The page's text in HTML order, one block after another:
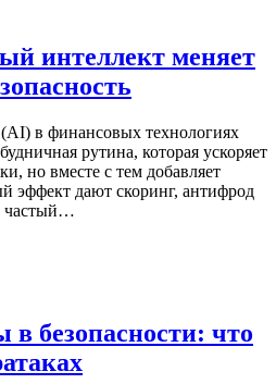
интеллект меняет
в финансовых технологиях
рутина, которая ускоряет
но вместе с тем добавляет
эффект дают скоринг, антифрод
частый…
безопасности: что